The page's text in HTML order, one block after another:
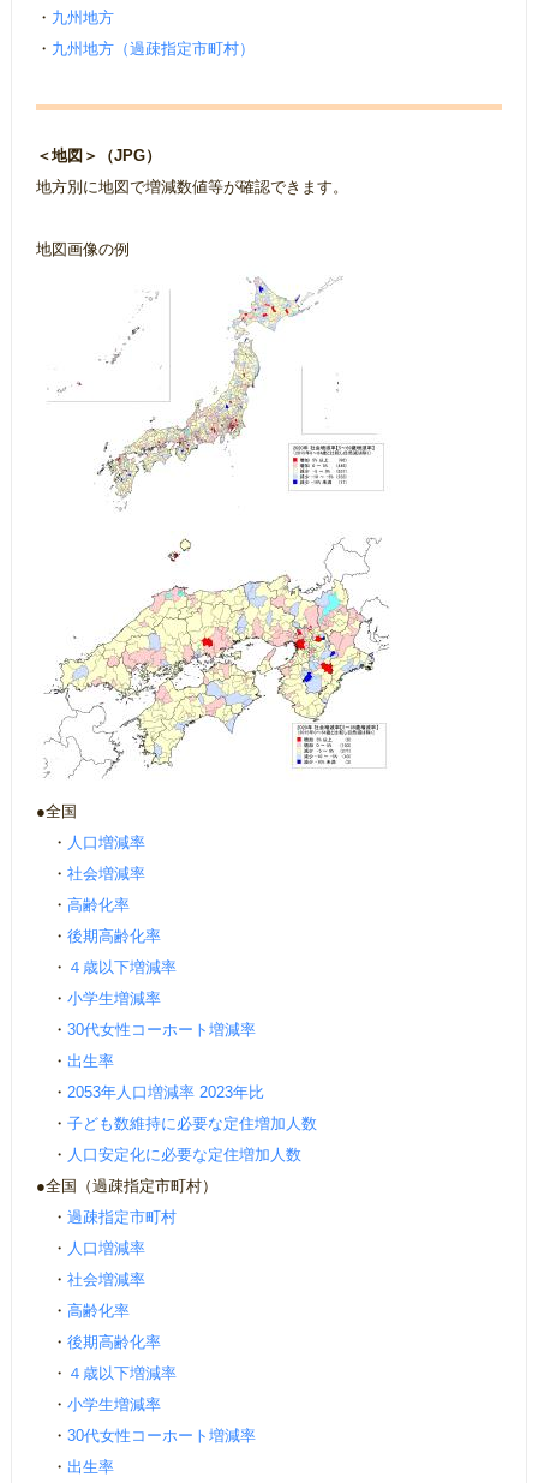
・ 九州地方
・ 九州地方（過疎指定市町村）
＜地図＞（JPG）
地方別に地図で増減数値等が確認できます。
地図画像の例
●全国
・ 人口増減率
・ 社会増減率
・ 高齢化率
・ 後期高齢化率
・ ４歳以下増減率
・ 小学生増減率
・ 30代女性コーホート増減率
・ 出生率
・ 2053年人口増減率 2023年比
・ 子ども数維持に必要な定住増加人数
・ 人口安定化に必要な定住増加人数
●全国（過疎指定市町村）
・ 過疎指定市町村
・ 人口増減率
・ 社会増減率
・ 高齢化率
・ 後期高齢化率
・ ４歳以下増減率
・ 小学生増減率
・ 30代女性コーホート増減率
・ 出生率